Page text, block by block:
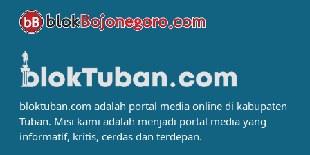
bloktuban.com adalah portal media online di kabupaten
Tuban. Misi kami adalah menjadi portal media yang
informatif, kritis, cerdas dan terdepan.